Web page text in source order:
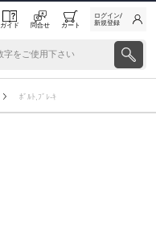
ガイド 問合せ カート
ログイン/
新規登録
ﾎﾞﾙﾄ,ﾌﾞﾚ-ｷ